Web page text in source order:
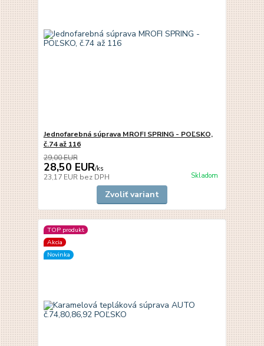
Jednofarebná súprava MROFI SPRING - POĽSKO,
č.74 až 116
29,00 EUR
28,50 EUR/ks
23,17 EUR bez DPH Skladom
Zvoliť variant
TOP produkt
Akcia
Novinka